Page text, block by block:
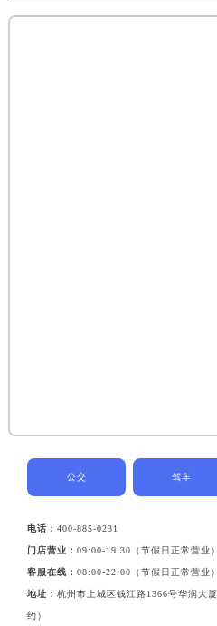
公交 驾车
电话：400-885-0231
门店营业：09:00-19:30（节假日正常营业）
客服在线：08:00-22:00（节假日正常营业）
地址：杭州市上城区钱江路1366号华润大
约）